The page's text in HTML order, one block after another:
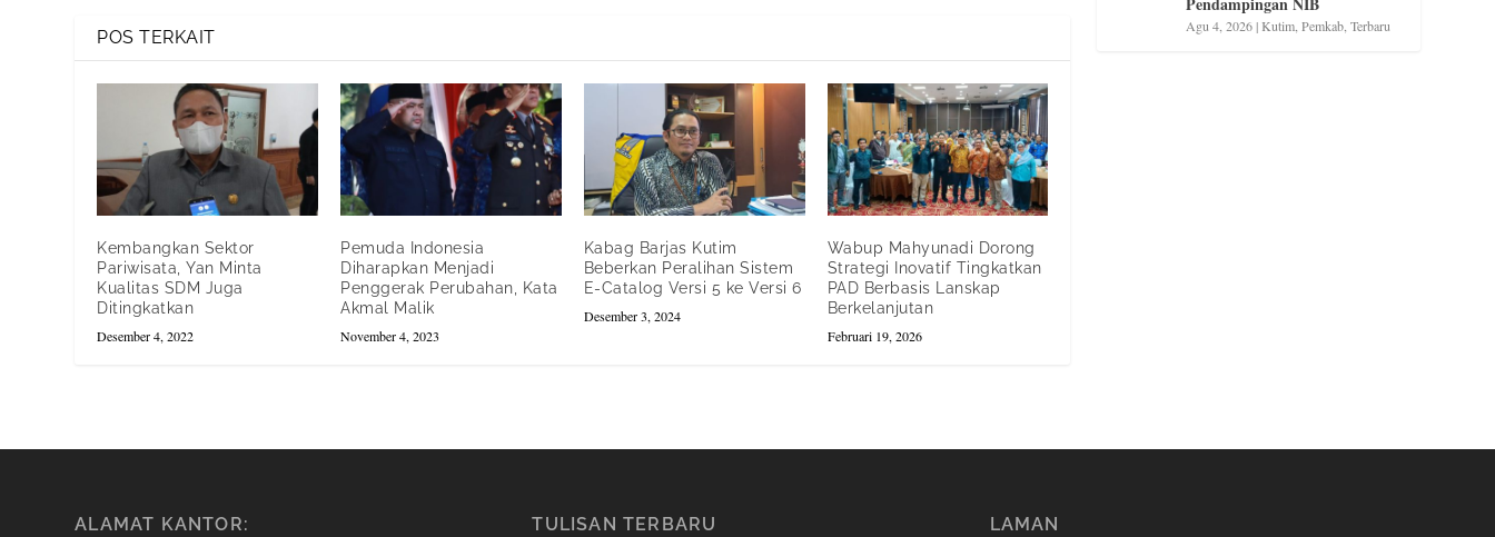
POS TERKAIT
Kembangkan Sektor
Pariwisata, Yan Minta
Kualitas SDM Juga
Ditingkatkan
Desember 4, 2022
Pemuda Indonesia
Diharapkan Menjadi
Penggerak Perubahan, Kata
Akmal Malik
November 4, 2023
Kabag Barjas Kutim
Beberkan Peralihan Sistem
E-Catalog Versi 5 ke Versi 6
Desember 3, 2024
Wabup Mahyunadi Dorong
Strategi Inovatif Tingkatkan
PAD Berbasis Lanskap
Berkelanjutan
Februari 19, 2026
Agu 4, 2026|Kutim,Pemkab,Terbaru
ALAMAT KANTOR: TULISAN TERBARU LAMAN